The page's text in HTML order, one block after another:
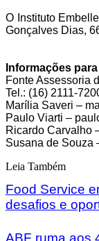
O Instituto
Gonçalves Dias,
Informações
Fonte Assessoria
Tel.: (16) 2111-
Marília Saveri –
Paulo Viarti –
Ricardo Carvalho
Susana de Souza
Leia Também
Food Service
desafios e
ABF ruma aos